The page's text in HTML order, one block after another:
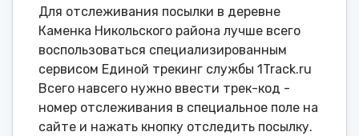
Для отслеживания посылки в деревне
Каменка Никольского района лучше всего
воспользоваться специализированным
сервисом Единой трекинг службы 1Track.ru
Всего навсего нужно ввести трек-код -
номер отслеживания в специальное поле на
сайте и нажать кнопку отследить посылку.